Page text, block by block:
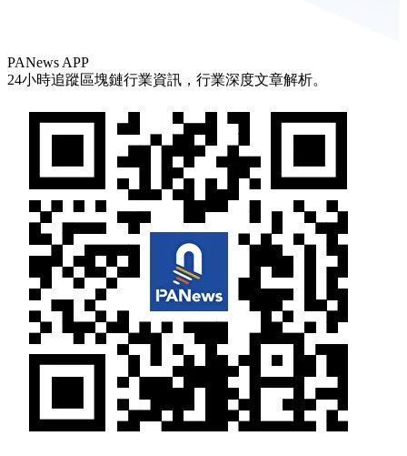
PANews APP
24小時追蹤區塊鏈行業資訊，行業深度文章解析。